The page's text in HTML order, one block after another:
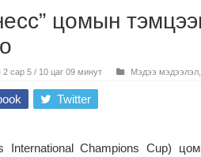
цомын
сар 5 / 10 цаг 09 минут Мэдээ мэдээлэл
Twitter
International Champions Cup)